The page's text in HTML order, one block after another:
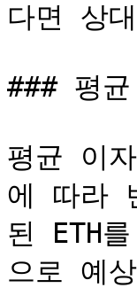
다면 상
### 평
평균 이
에 따라
된 ETH
으로 예